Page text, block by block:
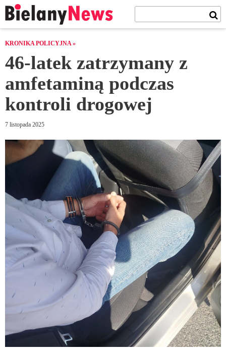
KRONIKA POLICYJNA »
46-latek zatrzymany z
amfetaminą podczas
kontroli drogowej
7 listopada 2025